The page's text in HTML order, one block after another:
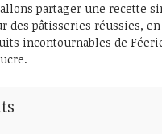
partager une recette
des pâtisseries réussies,
incontournables de